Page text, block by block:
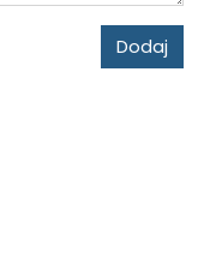
Dodaj